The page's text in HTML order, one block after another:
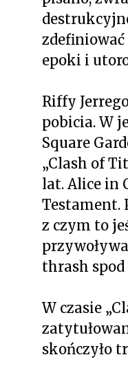
epoki i
Riffy
pobicia. W
Square
„Clash of
lat. Alice in
Testament.
z czym to
thrash
W czasie
skończyło